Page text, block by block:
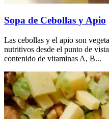
Sopa de Cebollas y Apio
Las cebollas y el apio son
nutritivos desde el punto de
contenido de vitaminas A, B...